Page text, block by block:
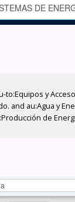
to:Equipos y
and au:Agua y
de